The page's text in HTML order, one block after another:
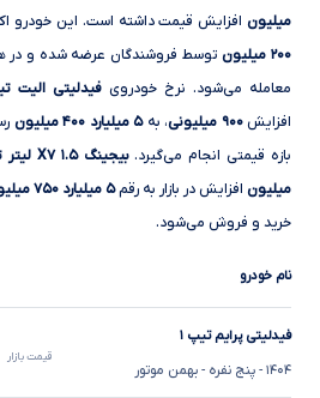
میلیونافزایش قیمت داشته است. این خودرو
۲۰۰ میلیون
توسط فروشندگان عرضه شده و در
معامله می‌شود. نرخ خودرویفیدلیتی الیت تیپ ۲
افزایش۹۰۰ میلیونی ، به۵ میلیارد ۴۰۰ میلیون
بازه قیمتی انجام می‌گیرد.بیجینگ X۷ ۱.۵ لیتر توربو
میلیون افزایش در بازار به رقم۵ میلیارد ۷۵۰ میلیون
خرید و فروش می‌شود.
نام خودرو
فیدلیتی پرایم تیپ ۱
۱۴۰۴ - پنج نفره - بهمن موتور
قیمت بازار